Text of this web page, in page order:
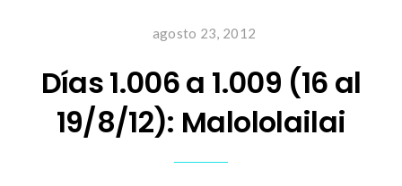
agosto 23, 2012
Días 1.006 a 1.009 (16 al
19/8/12): Malololailai